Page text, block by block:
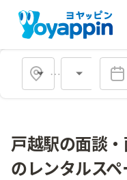
会場タイ
戸越駅の面談
のレンタルス